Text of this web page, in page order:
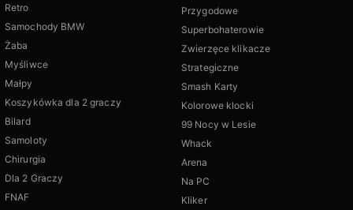
Retro
Samochody BMW
Żaba
Myśliwce
Małpy
Koszykówka dla 2 graczy
Bilard
Samoloty
Chirurgia
Dla 2 Graczy
FNAF
Przygodowe
Superbohaterowie
Zwierzęce klikacze
Strategiczne
Smash Karty
Kolorowe klocki
99 Nocy w Lesie
Whack
Arena
Na PC
Kliker